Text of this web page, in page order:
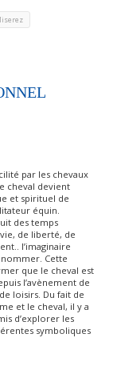
par les chevaux
cheval devient
et spirituel de
équin.
des temps
de liberté, de
l’imaginaire
nommer. Cette
que le cheval est
l’avènement de
loisirs. Du fait de
et le cheval, il y a
d’explorer les
symboliques